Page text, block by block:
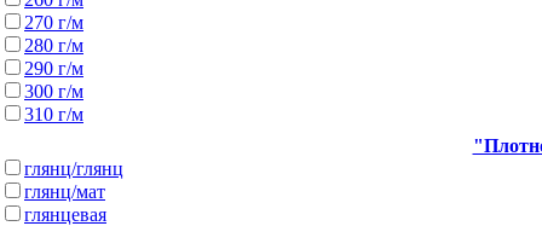
270 г/м
280 г/м
290 г/м
300 г/м
310 г/м
глянц/глянц
глянц/мат
глянцевая